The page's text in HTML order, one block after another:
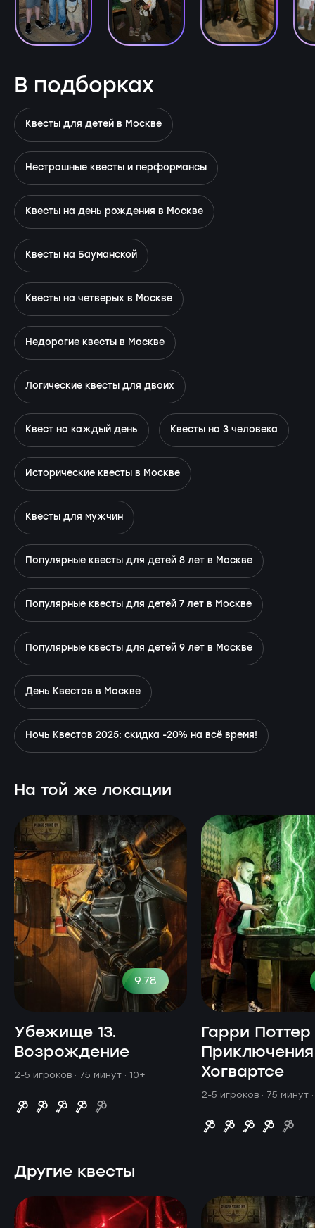
В подборках
Квесты для детей в Москве
Нестрашные квесты и перформансы
Квесты на день рождения в Москве
Квесты на Бауманской
Квесты на четверых в Москве
Недорогие квесты в Москве
Логические квесты для двоих
Квест на каждый день Квесты на 3 человека
Исторические квесты в Москве
Квесты для мужчин
Популярные квесты для детей 8 лет в Москве
Популярные квесты для детей 7 лет в Москве
Популярные квесты для детей 9 лет в Москве
День Квестов в Москве
Ночь Квестов 2025: скидка -20% на всё время!
На той же локации
9.78
Убежище 13.
Возрождение
2-5 игроков · 75 минут · 10+
Гарри
Хогвартсе
2-5 игроков · 75 минут
Другие квесты